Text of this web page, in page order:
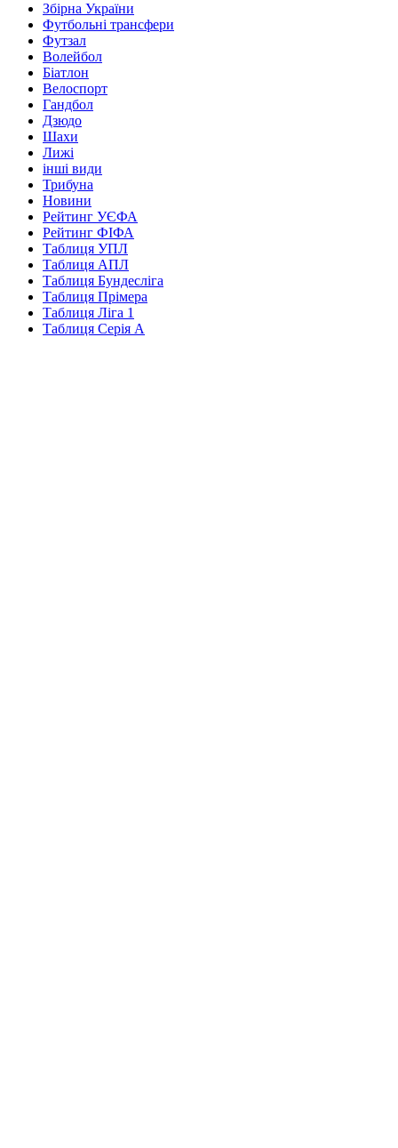
Збірна України
Футбольні трансфери
Футзал
Волейбол
Біатлон
Велоспорт
Гандбол
Дзюдо
Шахи
Лижі
інші види
Трибуна
Новини
Рейтинг УЄФА
Рейтинг ФІФА
Таблиця УПЛ
Таблиця АПЛ
Таблиця Бундесліга
Таблиця Прімера
Таблиця Ліга 1
Таблиця Серія А